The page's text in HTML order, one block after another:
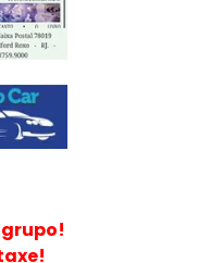
grupo!